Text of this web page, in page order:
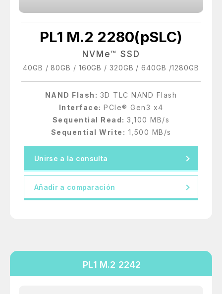
PL1 M.2 2280(pSLC)
NVMe™ SSD
40GB / 80GB / 160GB / 320GB / 640GB /1280GB
NAND Flash: 3D TLC NAND Flash
Interface: PCIe® Gen3 x4
Sequential Read:3,100 MB/s
Sequential Write: 1,500 MB/s
Unirse a la consulta
Añadir a comparación
PL1 M.2 2242